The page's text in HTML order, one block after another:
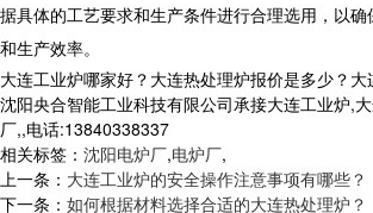
据具体的工艺要求和生产条件进行合理选用，以
和生产效率。
大连工业炉哪家好？大连热处理炉报价是多少？大
沈阳央合智能工业科技有限公司承接大连工业炉,
厂,,电话:13840338337
相关标签： 沈阳电炉厂,电炉厂,
上一条： 大连工业炉的安全操作注意事项有哪些？
下一条： 如何根据材料选择合适的大连热处理炉？